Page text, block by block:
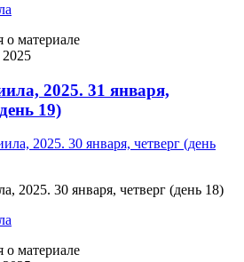
материале
2025. 31 января,
19)
2025. 30 января, четверг (день 18)
материале